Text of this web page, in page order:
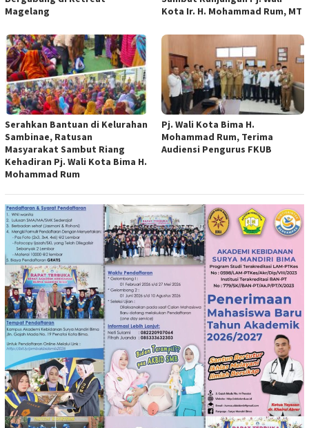
Magelang
Kota Ir. H. Mohammad Rum, MT
Serahkan Bantuan di Kelurahan
Sambinae, Ratusan
Masyarakat Sambut Riang
Kehadiran Pj. Wali Kota Bima H.
Mohammad Rum
Pj. Wali Kota Bima H.
Mohammad Rum, Terima
Audiensi Pengurus FKUB